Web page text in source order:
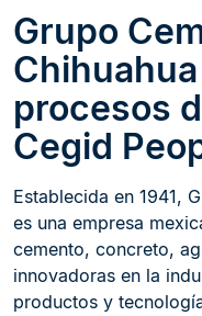
Grupo
procesos
Cegid
Establecida en 1941,
es una empresa
cemento, concreto,
innovadoras en la
productos y